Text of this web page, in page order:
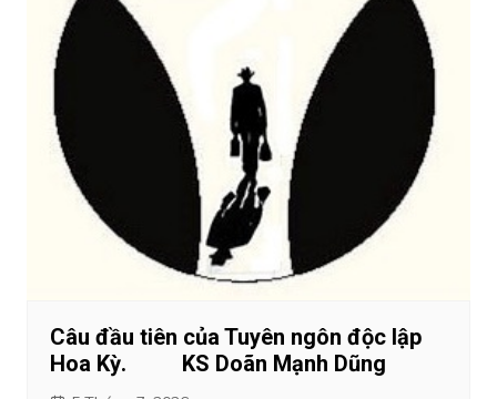
Câu đầu tiên của Tuyên ngôn độc lập
Hoa Kỳ. KS Doãn Mạnh Dũng